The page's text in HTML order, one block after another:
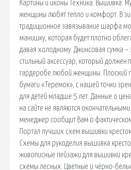
Картины и иконы Техника: Вышивка.
женщины любят тепло и комфорт. В
традиционное завязывание шарфа
манишку, которая будет плотно
давая холодному. Джинсовая сумка –
стильный аксессуар, который должен
гардеробе любой женщины. Плоский
бумаги «Теремок», с нашей точки
для детей младше 5 лет. Данные о
на сайте не являются
менеджер сообщит Вам о
Портал лучших схем вышивки
Схемы для рукоделия вышивка
живописные пейзажи для вышивки
схемы лесных. Цветные и чёрно-